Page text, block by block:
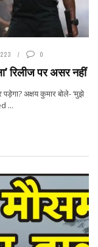
223 0
रिलीज पर असर नहीं
अक्षय कुमार बोले- ‘मुझे
...